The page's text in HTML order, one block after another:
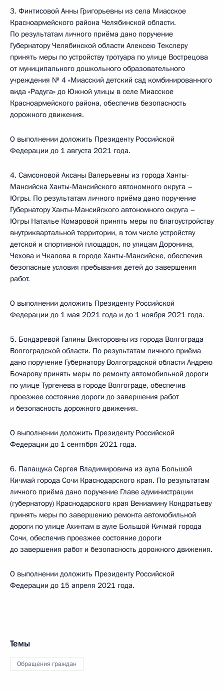
3. Финтисовой Анны Григорьевны из села Миасское
Красноармейского района Челябинской области.
По результатам личного приёма дано поручение
Губернатору Челябинской области Алексею Текслеру
принять меры по устройству тротуара по улице Вострецова
от муниципального дошкольного образовательного
учреждения № 4 «Миасский детский сад комбинированного
вида «Радуга» до Южной улицы в селе Миасское
Красноармейского района, обеспечив безопасность
дорожного движения.
О выполнении доложить Президенту Российской
Федерации до 1 августа 2021 года.
4. Самсоновой Аксаны Валерьевны из города Ханты-
Мансийска Ханты-Мансийского автономного округа –
Югры. По результатам личного приёма дано поручение
Губернатору Ханты-Мансийского автономного округа –
Югры Наталье Комаровой принять меры по благоустройству
внутриквартальной территории, в том числе устройству
детской и спортивной площадок, по улицам Доронина,
Чехова и Чкалова в городе Ханты-Мансийске, обеспечив
безопасные условия пребывания детей до завершения
работ.
О выполнении доложить Президенту Российской
Федерации до 1 мая 2021 года и до 1 ноября 2021 года.
5. Бондаревой Галины Викторовны из города Волгограда
Волгоградской области. По результатам личного приёма
дано поручение Губернатору Волгоградской области Андрею
Бочарову принять меры по ремонту автомобильной дороги
по улице Тургенева в городе Волгограде, обеспечив
проезжее состояние дороги до завершения работ
и безопасность дорожного движения.
О выполнении доложить Президенту Российской
Федерации до 1 сентября 2021 года.
6. Палащука Сергея Владимировича из аула Большой
Кичмай города Сочи Краснодарского края. По результатам
личного приёма дано поручение Главе администрации
(губернатору) Краснодарского края Вениамину Кондратьеву
принять меры по завершению ремонта автомобильной
дороги по улице Ахинтам в ауле Большой Кичмай города
Сочи, обеспечив проезжее состояние дороги
до завершения работ и безопасность дорожного движения.
О выполнении доложить Президенту Российской
Федерации до 15 апреля 2021 года.
Темы
Обращения граждан